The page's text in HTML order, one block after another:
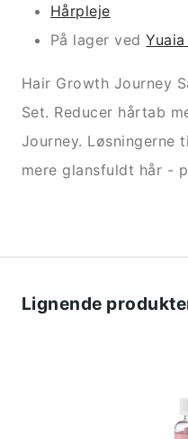
Hårpleje
På lager ved
Hair Growth Journey
Set. Reducer hårtab
Journey.
mere glansfuldt hår -
Lignende